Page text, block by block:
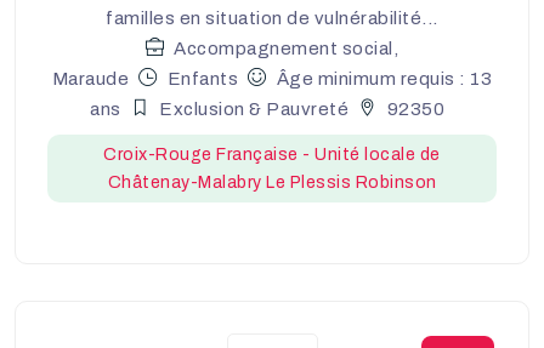
familles en situation de vulnérabilité...
Accompagnement social,
Maraude
Enfants
Âge minimum requis : 13
ans
Exclusion & Pauvreté 92350
Croix-Rouge Française - Unité locale de
Châtenay-Malabry Le Plessis Robinson